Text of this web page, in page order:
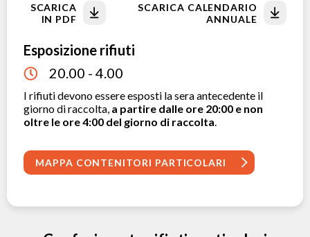
SCARICA
IN PDF
SCARICA CALENDARIO
ANNUALE
Esposizione rifiuti
20.00 - 4.00
I rifiuti devono essere esposti la sera antecedente il
giorno di raccolta, a partire dalle ore 20:00 e non
oltre le ore 4:00 del giorno di raccolta.
MAPPA CONTENITORI PARTICOLARI